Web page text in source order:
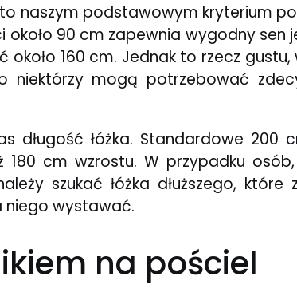
naszym podstawowym kryterium
około 90 cm zapewnia wygodny
około 160 cm. Jednak to rzecz
mogą potrzebować
długość łóżka. Standardowe 200
cm wzrostu. W przypadku
szukać łóżka dłuższego,
niego wystawać.
na pościel